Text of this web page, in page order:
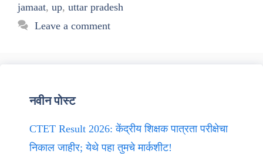
jamaat, up, uttar pradesh
Leave a comment
नवीन पोस्ट
CTET Result 2026: केंद्रीय शिक्षक पात्रता परीक्षेचा
निकाल जाहीर; येथे पहा तुमचे मार्कशीट!